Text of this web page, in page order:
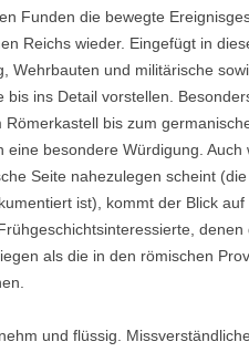
Funden die bewegte
Reichs wieder. Eingefügt in
Wehrbauten und militärische
bis ins Detail vorstellen.
bis zum
eine besondere Würdigung.
Seite nahezulegen scheint
ist), kommt der Blick
als die in den römischen
und flüssig.